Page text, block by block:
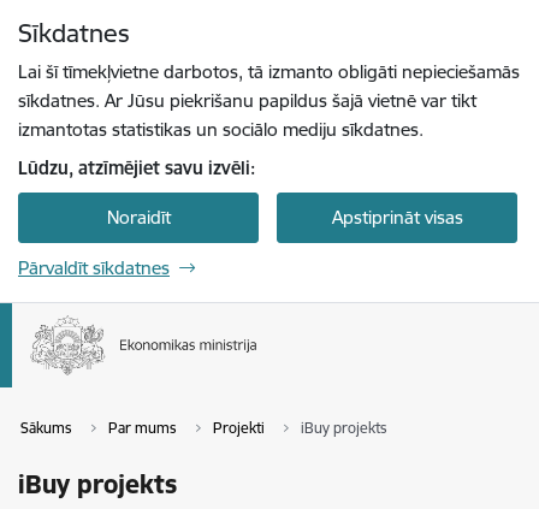
Sīkdatnes
Lai šī tīmekļvietne darbotos, tā izmanto obligāti nepieciešamās
sīkdatnes. Ar Jūsu piekrišanu papildus šajā vietnē var tikt
izmantotas statistikas un sociālo mediju sīkdatnes.
Lūdzu, atzīmējiet savu izvēli:
Noraidīt Apstiprināt visas
Pārvaldīt sīkdatnes
Sākums Par mums Projekti iBuy projekts
iBuy projekts